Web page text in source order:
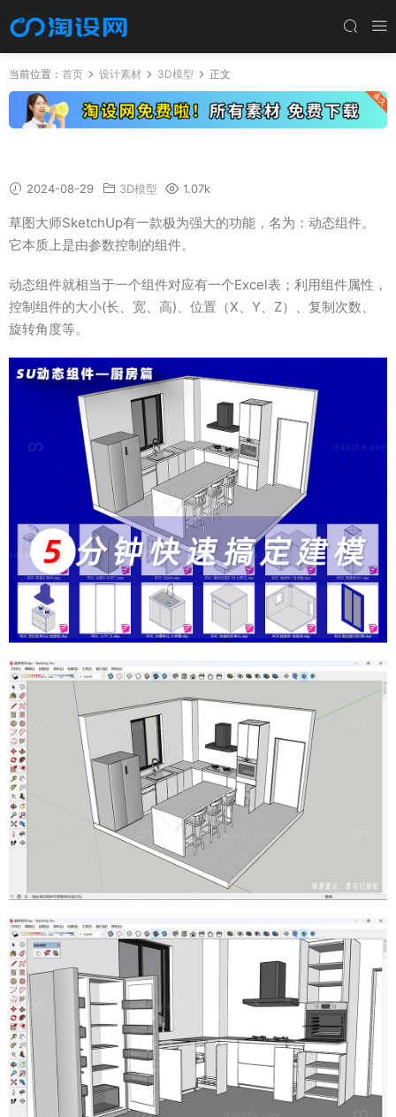
当前位置： 首页 设计素材 3D模型 正文
2024-08-29 3D模型 1.07k
草图大师SketchUp有一款极为强大的功能，名为：动态组件。
它本质上是由参数控制的组件。
动态组件就相当于一个组件对应有一个Excel表；利用组件属性，
控制组件的大小(长、宽、高)、位置（X、Y、Z）、复制次数、
旋转角度等。